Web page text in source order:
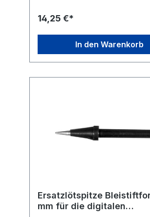
14,25 €*
In den Warenkorb
Ersatzlötspitze Bleistiftform 1
mm für die digitalen